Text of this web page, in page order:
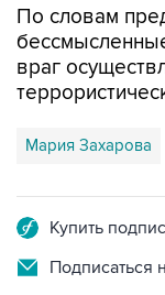
По словам
враг
Мария Захарова
Купить
Подписаться